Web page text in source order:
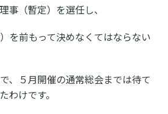
事（暫定）を選任し、
を前もって決めなくてはならない
、５月開催の通常総会までは待て
わけです。